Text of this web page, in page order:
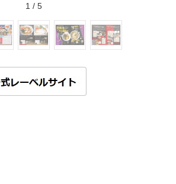
1 / 5